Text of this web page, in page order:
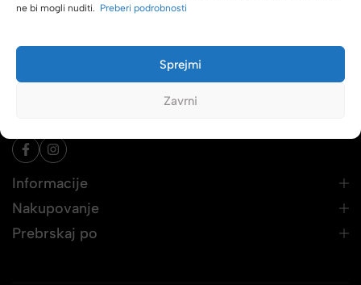
ne bi mogli nuditi. Preberi podrobnosti
Sprejmi
Zavrni
2380 SLOVENJ GRADEC
Email:
Informacije
Nakupovanje
Prebrskaj po